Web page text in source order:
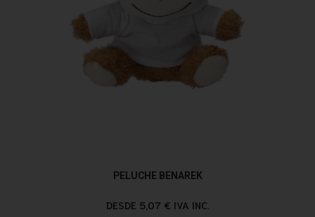
PELUCHE BENAREK
DESDE 5,07 € IVA INC.